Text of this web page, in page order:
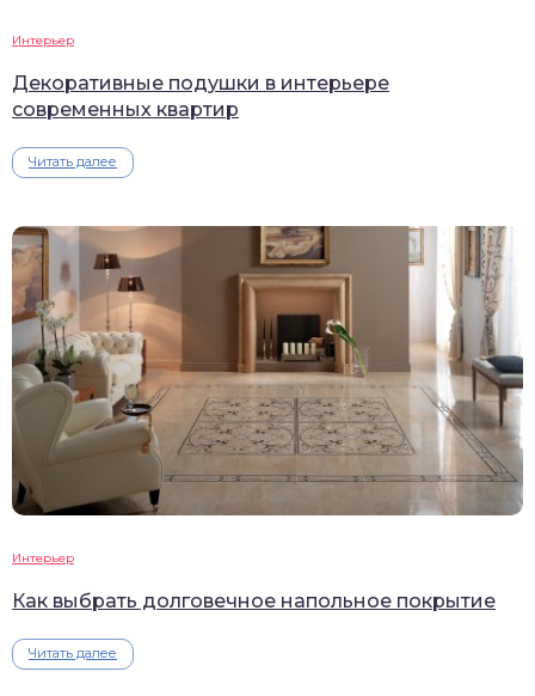
Интерьер
Декоративные подушки в интерьере
современных квартир
Читать далее
Интерьер
Как выбрать долговечное напольное покрытие
Читать далее